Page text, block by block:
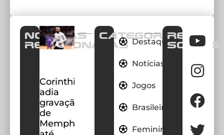
Notícias
Relacionadas
Corinthians
adia
gravação
de
Memphis
CATEGORIAS
Destaques
Notícias
Jogos
Brasileirao
Feminino
REDES
SOCIAIS